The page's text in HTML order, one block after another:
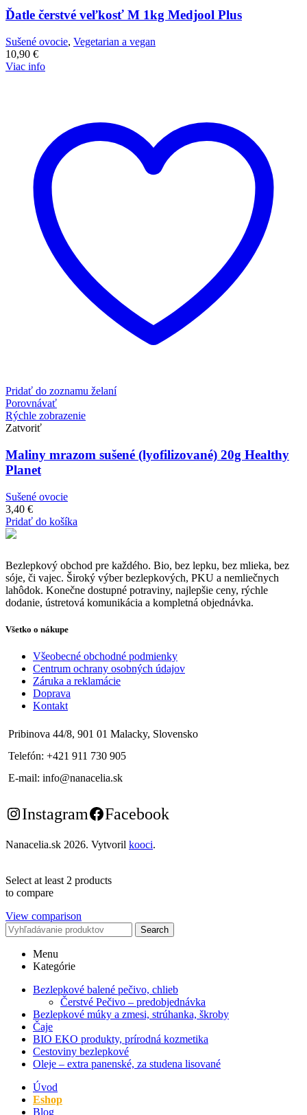
Ďatle čerstvé veľkosť M 1kg Medjool Plus
Sušené ovocie, Vegetarian a vegan
10,90 €
Viac info
Pridať do zoznamu želaní
Porovnávať
Rýchle zobrazenie
Zatvoriť
Maliny mrazom sušené (lyofilizované) 20g Healthy
Planet
Sušené ovocie
3,40 €
Pridať do košíka
Bezlepkový obchod pre každého. Bio, bez lepku, bez mlieka, bez
sóje, či vajec. Široký výber bezlepkových, PKU a nemliečnych
lahôdok. Konečne dostupné potraviny, najlepšie ceny, rýchle
dodanie, ústretová komunikácia a kompletná objednávka.
Všetko o nákupe
Všeobecné obchodné podmienky
Centrum ochrany osobných údajov
Záruka a reklamácie
Doprava
Kontakt
Pribinova 44/8, 901 01 Malacky, Slovensko
Telefón: +421 911 730 905
E-mail: info@nanacelia.sk
Instagram Facebook
Nanacelia.sk 2026. Vytvoril kooci.
Select at least 2 products
to compare
View comparison
Search
Menu
Kategórie
Bezlepkové balené pečivo, chlieb
Čerstvé Pečivo – predobjednávka
Bezlepkové múky a zmesi, strúhanka, škroby
Čaje
BIO EKO produkty, prírodná kozmetika
Cestoviny bezlepkové
Oleje – extra panenské, za studena lisované
Úvod
Eshop
Blog